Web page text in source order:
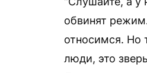
обвинят
относимся. Но
люди, это